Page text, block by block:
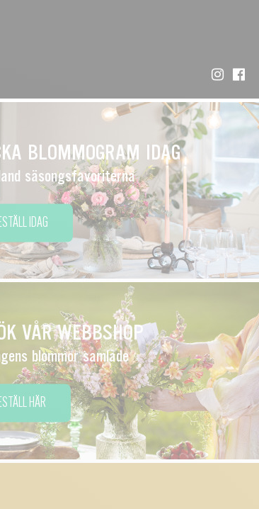
BLOMMOGRAM IDAG
säsongsfavoriterna
IDAG
VÅR WEBBSHOP
blommor samlade
HÄR